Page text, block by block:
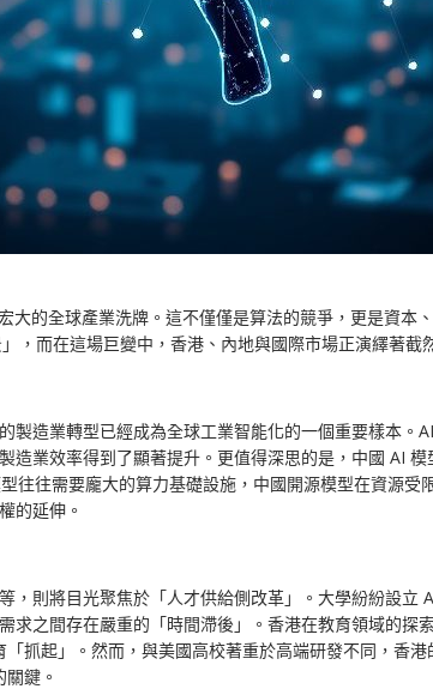
的全球產業洗牌。這不僅僅是算法的競爭，更是資本
，而在這場巨變中，香港、內地與國際市場正演繹著截
製造業轉型已經成為全球工業智能化的一個重要樣本。
造業效率得到了顯著提升。更值得深思的是，中國 AI
往往需要龐大的算力基礎設施，中國開源模型在資源
的延伸。
則將目光聚焦於「人才供給側改革」。大學紛紛設立
求之間存在嚴重的「時間滯後」。香港在教育領域的
抓起」。然而，與美國高校著重於高端研發不同，香
鍵。